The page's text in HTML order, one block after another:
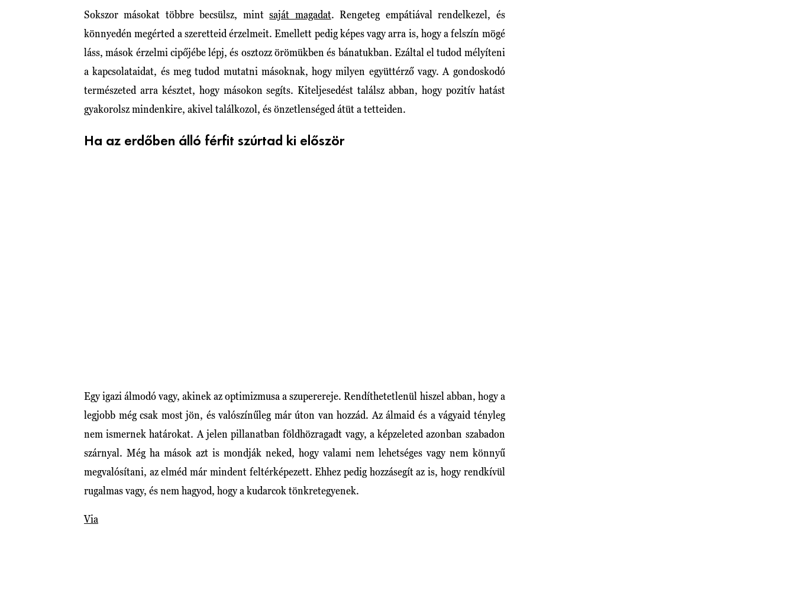
Sokszor másokat többre becsülsz, mintsaját magadat. Rengeteg empátiával rendelkezel, és
könnyedén megérted a szeretteid érzelmeit. Emellett pedig képes vagy arra is, hogy a felszín mögé
láss, mások érzelmi cipőjébe lépj, és osztozz örömükben és bánatukban. Ezáltal el tudod mélyíteni
a kapcsolataidat, és meg tudod mutatni másoknak, hogy milyen együttérző vagy. A gondoskodó
természeted arra késztet, hogy másokon segíts. Kiteljesedést találsz abban, hogy pozitív hatást
gyakorolsz mindenkire, akivel találkozol, és önzetlenséged átüt a tetteiden.
Ha az erdőben álló férfit szúrtad ki először
Egy igazi álmodó vagy, akinek az optimizmusa a szuperereje. Rendíthetetlenül hiszel abban, hogy a
legjobb még csak most jön, és valószínűleg már úton van hozzád. Az álmaid és a vágyaid tényleg
nem ismernek határokat. A jelen pillanatban földhözragadt vagy, a képzeleted azonban szabadon
szárnyal. Még ha mások azt is mondják neked, hogy valami nem lehetséges vagy nem könnyű
megvalósítani, az elméd már mindent feltérképezett. Ehhez pedig hozzásegít az is, hogy rendkívül
rugalmas vagy, és nem hagyod, hogy a kudarcok tönkretegyenek.
Via